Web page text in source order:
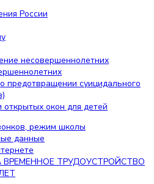
России
детей, подростков
района
России
несовершеннолетних
предотвращении суицидального
окон для детей
режим школы
данные
ТРУДОУСТРОЙСТВО